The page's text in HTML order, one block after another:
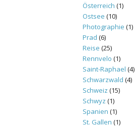
Österreich (1)
Ostsee (10)
Photographie (1)
Prad (6)
Reise (25)
Rennvelo (1)
Saint-Raphael (4)
Schwarzwald (4)
Schweiz (15)
Schwyz (1)
Spanien (1)
St. Gallen (1)